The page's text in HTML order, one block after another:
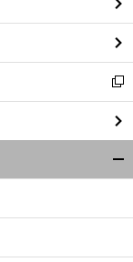
ド
ウ
で
開
く
新
し
い
ウ
ィ
ン
ウ
開